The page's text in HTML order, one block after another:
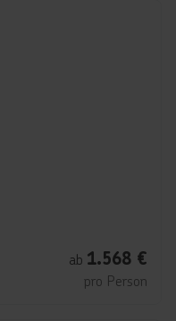
ab 1.568 €
pro Person